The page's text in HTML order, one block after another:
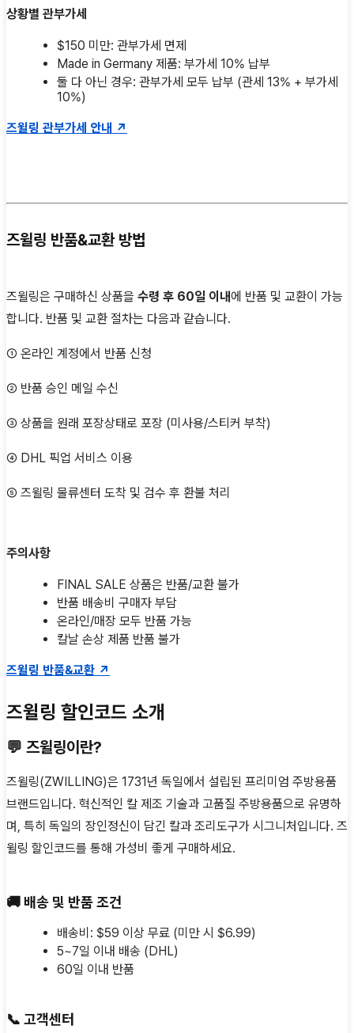
상황별 관부가세
$150 미만: 관부가세 면제
Made in Germany 제품: 부가세 10% 납부
둘 다 아닌 경우: 관부가세 모두 납부 (관세 13% + 부가세
10%)
즈윌링 관부가세 안내 ↗
즈윌링 반품&교환 방법
즈윌링은 구매하신 상품을 수령 후 60일 이내에 반품 및 교환이 가능
합니다. 반품 및 교환 절차는 다음과 같습니다.
① 온라인 계정에서 반품 신청
② 반품 승인 메일 수신
③ 상품을 원래 포장상태로 포장 (미사용/스티커 부착)
④ DHL 픽업 서비스 이용
⑤ 즈윌링 물류센터 도착 및 검수 후 환불 처리
주의사항
FINAL SALE 상품은 반품/교환 불가
반품 배송비 구매자 부담
온라인/매장 모두 반품 가능
칼날 손상 제품 반품 불가
즈윌링 반품&교환 ↗
즈윌링 할인코드 소개
💬 즈윌링이란?
즈윌링(ZWILLING)은 1731년 독일에서 설립된 프리미엄 주방용품
브랜드입니다. 혁신적인 칼 제조 기술과 고품질 주방용품으로 유명하
며, 특히 독일의 장인정신이 담긴 칼과 조리도구가 시그니처입니다. 즈
윌링 할인코드를 통해 가성비 좋게 구매하세요.
🚚 배송 및 반품 조건
배송비: $59 이상 무료 (미만 시 $6.99)
5~7일 이내 배송 (DHL)
60일 이내 반품
📞 고객센터